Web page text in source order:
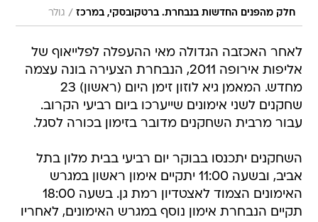
חלק מהפנים החדשות בנבחרת. ברטקובסקי, במרכז / גולר
לאחר האכזבה הגדולה מאי ההעפלה לפלייאוף של
אליפות אירופה 2011, הנבחרת הצעירה בונה עצמה
מחדש. המאמן גיא לוזון זימן היום (ראשון) 23
שחקנים לשני אימונים שייערכו ביום רביעי הקרוב.
עבור מרבית השחקנים מדובר בזימון בכורה לסגל.
השחקנים יתכנסו בבוקר יום רביעי בבית מלון בתל
אביב, ובשעה 11:00 יתקיים אימון ראשון במגרש
האימונים הצמוד לאצטדיון רמת גן. בשעה 18:00
תקיים הנבחרת אימון נוסף במגרש האימונים, לאחריו